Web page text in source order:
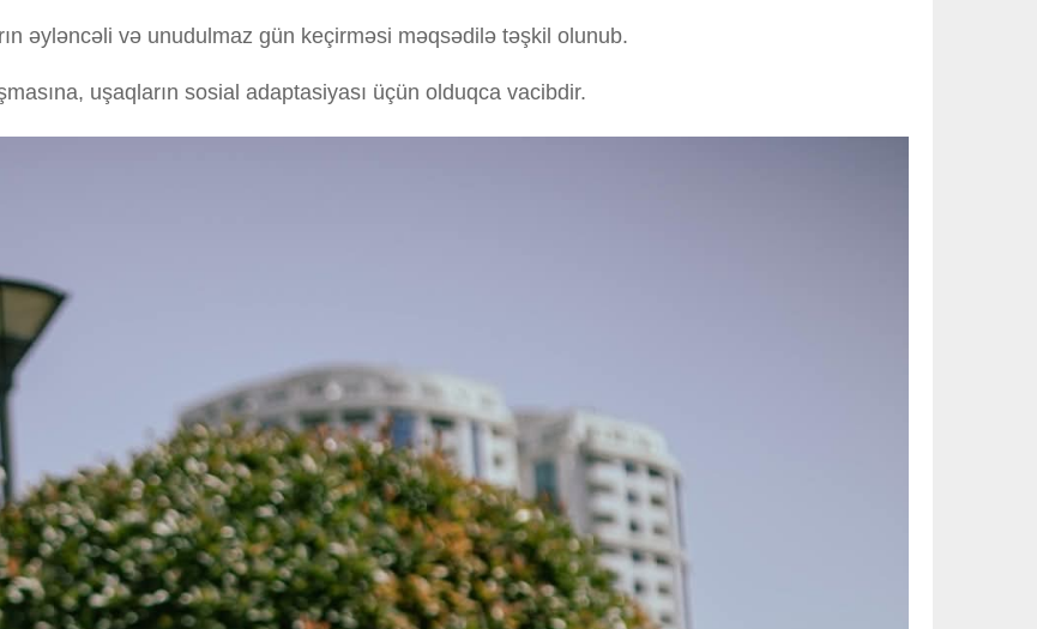
əyləncəli və unudulmaz gün keçirməsi məqsədilə təşkil olunub.
uşaqların sosial adaptasiyası üçün olduqca vacibdir.